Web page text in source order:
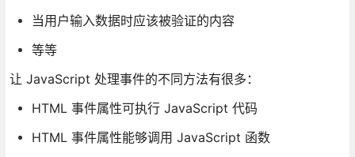
当用户输入数据时应该被验证的内容
等等
让 JavaScript 处理事件的不同方法有很多：
HTML 事件属性可执行 JavaScript 代码
HTML 事件属性能够调用 JavaScript 函数